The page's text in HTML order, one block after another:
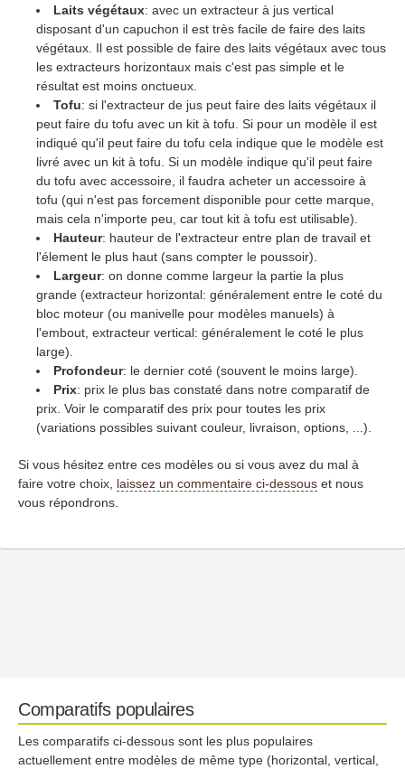
Laits végétaux: avec un extracteur à jus vertical
disposant d'un capuchon il est très facile de faire des laits
végétaux. Il est possible de faire des laits végétaux avec tous
les extracteurs horizontaux mais c'est pas simple et le
résultat est moins onctueux.
Tofu: si l'extracteur de jus peut faire des laits végétaux il
peut faire du tofu avec un kit à tofu. Si pour un modèle il est
indiqué qu'il peut faire du tofu cela indique que le modèle est
livré avec un kit à tofu. Si un modèle indique qu'il peut faire
du tofu avec accessoire, il faudra acheter un accessoire à
tofu (qui n'est pas forcement disponible pour cette marque,
mais cela n'importe peu, car tout kit à tofu est utilisable).
Hauteur: hauteur de l'extracteur entre plan de travail et
l'élement le plus haut (sans compter le poussoir).
Largeur: on donne comme largeur la partie la plus
grande (extracteur horizontal: généralement entre le coté du
bloc moteur (ou manivelle pour modèles manuels) à
l'embout, extracteur vertical: généralement le coté le plus
large).
Profondeur: le dernier coté (souvent le moins large).
Prix: prix le plus bas constaté dans notre comparatif de
prix. Voir le comparatif des prix pour toutes les prix
(variations possibles suivant couleur, livraison, options, ...).
Si vous hésitez entre ces modèles ou si vous avez du mal à
faire votre choix, laissez un commentaire ci-dessous et nous
vous répondrons.
Comparatifs populaires
Les comparatifs ci-dessous sont les plus populaires
actuellement entre modèles de même type (horizontal, vertical,